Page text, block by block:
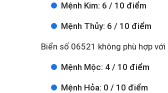
Mệnh Kim: 6 / 10 điểm
Mệnh Thủy: 6 / 10 điểm
Biển số 06521 không phù hợp với
Mệnh Mộc: 4 / 10 điểm
Mệnh Hỏa: 0 / 10 điểm